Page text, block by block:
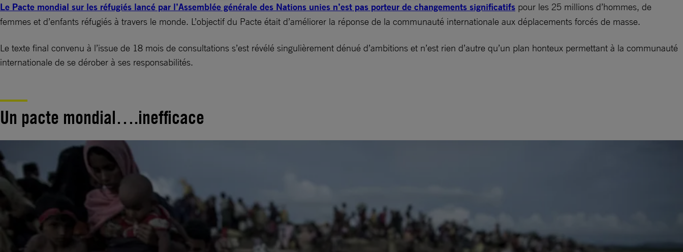
Le Pacte mondial sur les réfugiés lancé par l’Assemblée générale des Nations unies n’est pas porteur de changements significatifs pour les 25 millions d’hommes, de
femmes et d’enfants réfugiés à travers le monde. L’objectif du Pacte était d’améliorer la réponse de la communauté internationale aux déplacements forcés de masse.
Le texte final convenu à l’issue de 18 mois de consultations s’est révélé singulièrement dénué d’ambitions et n’est rien d’autre qu’un plan honteux permettant à la communauté
internationale de se dérober à ses responsabilités.
Un pacte mondial….inefficace